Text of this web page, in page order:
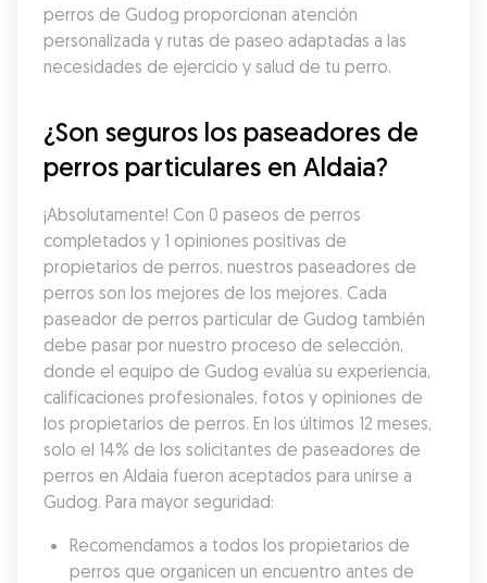
perros de Gudog proporcionan atención
personalizada y rutas de paseo adaptadas a las
necesidades de ejercicio y salud de tu perro.
¿Son seguros los paseadores de
perros particulares en Aldaia?
¡Absolutamente! Con 0 paseos de perros
completados y 1 opiniones positivas de
propietarios de perros, nuestros paseadores de
perros son los mejores de los mejores. Cada
paseador de perros particular de Gudog también
debe pasar por nuestro proceso de selección,
donde el equipo de Gudog evalúa su experiencia,
calificaciones profesionales, fotos y opiniones de
los propietarios de perros. En los últimos 12 meses,
solo el 14% de los solicitantes de paseadores de
perros en Aldaia fueron aceptados para unirse a
Gudog. Para mayor seguridad:
Recomendamos a todos los propietarios de
perros que organicen un encuentro antes de